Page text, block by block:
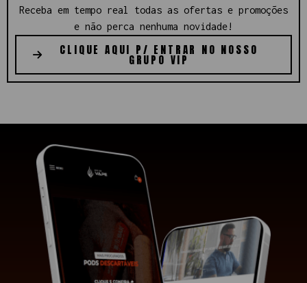
Receba em tempo real todas as ofertas e promoções
e não perca nenhuma novidade!
CLIQUE AQUI P/ ENTRAR NO NOSSO
GRUPO VIP